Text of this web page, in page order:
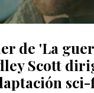
de 'La
Scott